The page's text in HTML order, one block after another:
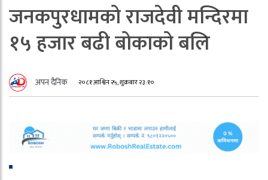
जनकपुरधामको राजदेवी मन्दिरमा
१५ हजार बढी बोकाको बलि
अपन दैनिक २०८१ आश्विन २५, शुक्रबार २३:१०